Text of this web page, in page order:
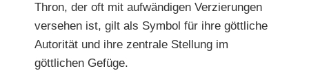
Thron, der oft mit aufwändigen Verzierungen
versehen ist, gilt als Symbol für ihre göttliche
Autorität und ihre zentrale Stellung im
göttlichen Gefüge.